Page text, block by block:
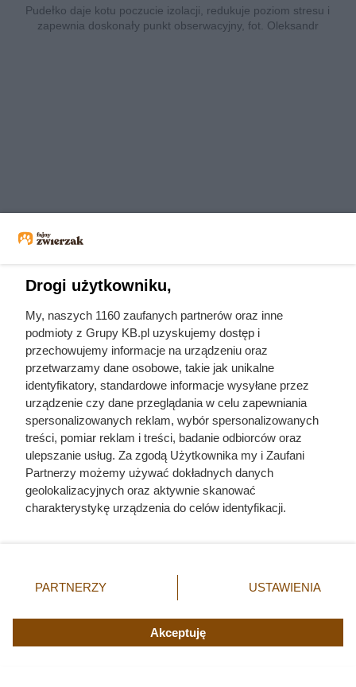
Pudełko daje kotu poczucie izolacji, redukuje poziom stresu i
zapewnia doskonały punkt obserwacyjny, fot. Oleksandr
Czytaj także:
Córki Młynarskiego przerwały milczenie. „Żyliśmy
Drogi użytkowniku,
My, naszych 1160 zaufanych partnerów oraz inne
podmioty z Grupy KB.pl uzyskujemy dostęp i
przechowujemy informacje na urządzeniu oraz
przetwarzamy dane osobowe, takie jak unikalne
identyfikatory, standardowe informacje wysyłane przez
urządzenie czy dane przeglądania w celu zapewniania
spersonalizowanych reklam, wybór spersonalizowanych
treści, pomiar reklam i treści, badanie odbiorców oraz
ulepszanie usług. Za zgodą Użytkownika my i Zaufani
Partnerzy możemy używać dokładnych danych
geolokalizacyjnych oraz aktywnie skanować
charakterystykę urządzenia do celów identyfikacji.
zmienić/wycofać klikając przycisk ustawień prywatności
znajdujący się w lewym dolnym rogu strony. Niektóre
użytkownika, ale masz prawo sprzeciwić się takiemu
przetwarzaniu. Preferencje będą miały zastosowania tylko
PARTNERZY USTAWIENIA
Akceptuję